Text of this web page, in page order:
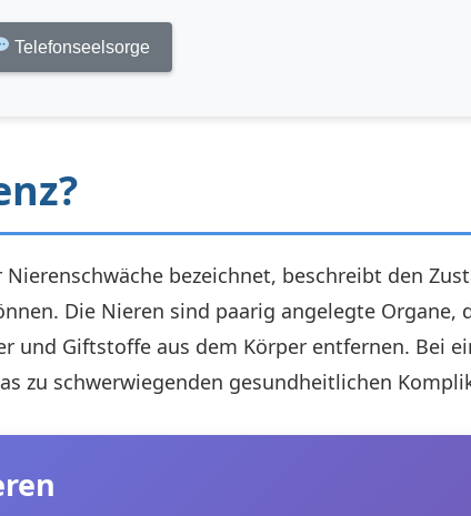
Telefonseelsorge
bezeichnet, beschreibt den
Die Nieren sind paarig angelegte
und Giftstoffe aus dem Körper entfernen. Bei
zu schwerwiegenden gesundheitlichen